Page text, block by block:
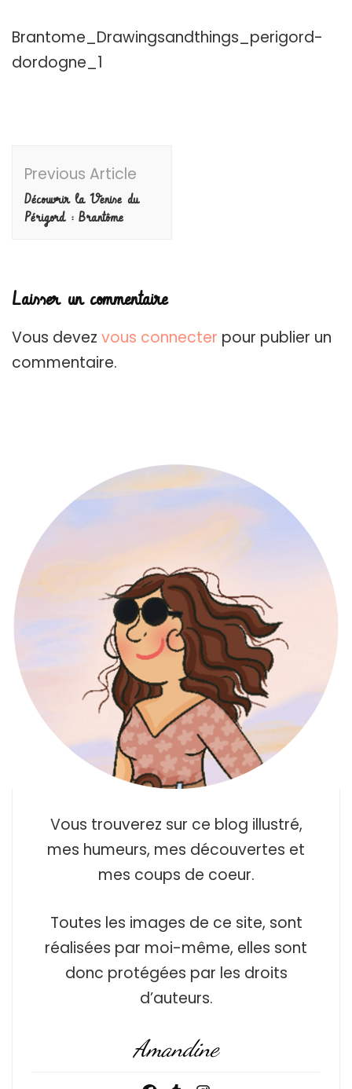
Brantome_Drawingsandthings_perigord-
dordogne_1
Navigation
Previous Article
Découvrir la Venise du
Périgord : Brantôme
Laisser un commentaire
Vous devez vous connecter pour publier un
commentaire.
Vous trouverez sur ce blog illustré,
mes humeurs, mes découvertes et
mes coups de coeur.
Toutes les images de ce site, sont
réalisées par moi-même, elles sont
donc protégées par les droits
d’auteurs.
Amandine